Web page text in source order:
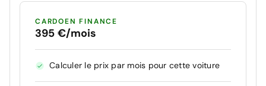
CARDOEN FINANCE
395 €/mois
Calculer le prix par mois pour cette voiture